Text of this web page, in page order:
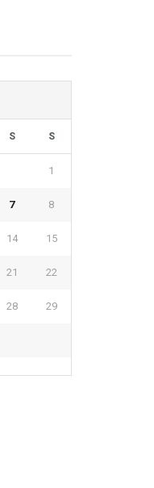
S S
1
7 8
14 15
21 22
28 29